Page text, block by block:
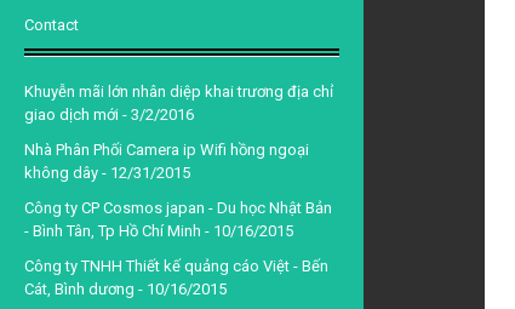
Contact
Khuyễn mãi lớn nhân diệp khai trương địa chỉ
giao dịch mới - 3/2/2016
Nhà Phân Phối Camera ip Wifi hồng ngoại
không dây - 12/31/2015
Công ty CP Cosmos japan - Du học Nhật Bản
- Bình Tân, Tp Hồ Chí Minh - 10/16/2015
Công ty TNHH Thiết kế quảng cáo Việt - Bến
Cát, Bình dương - 10/16/2015